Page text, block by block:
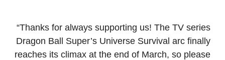
“Thanks for always supporting us! The TV series
Dragon Ball Super’s Universe Survival arc finally
reaches its climax at the end of March, so please